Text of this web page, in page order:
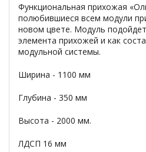
Функциональная прихожая
полюбившиеся всем модули
новом цвете. Модуль
элемента прихожей и как
модульной системы.
Ширина - 1100 мм
Глубина - 350 мм
Высота - 2000 мм.
ЛДСП 16 мм